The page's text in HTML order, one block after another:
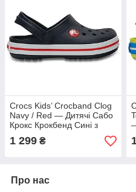
Crocs Kids’ Crocband Clog
Navy / Red — Дитячі Сабо
Крокс Крокбенд Сині з
Червоним | Оригінал
1 299 ₴
Про нас